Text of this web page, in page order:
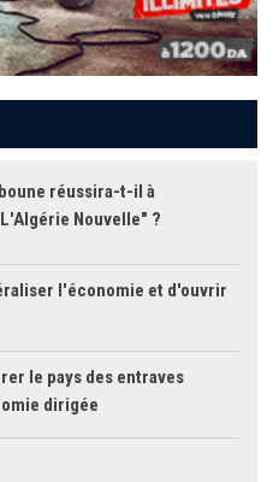
réussira-t-il à
Nouvelle" ?
l'économie et d'ouvrir
le pays des entraves
dirigée